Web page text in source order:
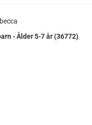
- Ålder 5-7 år (36772)